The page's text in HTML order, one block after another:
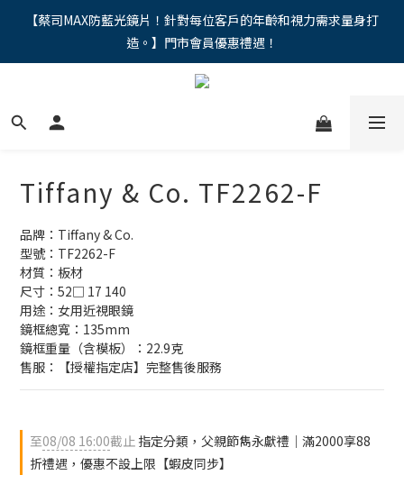
"馬年新章續寫，視界品味進階，限時禮遇 9 折無上限，12期分期
免手續費。。
【蔡司MAX防藍光鏡片！針對每位客戶的年齡和視力需求量身打
造。】門市會員優惠禮遇！
"馬年新章續寫，視界品味進階，限時禮遇 9 折無上限，12期分期
Tiffany & Co. TF2262-F
品牌：Tiffany & Co.
型號：TF2262-F
材質：板材
尺寸：52□ 17 140
用途：女用近視眼鏡
鏡框總寬：135mm
鏡框重量（含模板）：22.9克
售服：【授權指定店】完整售後服務
至08/08 16:00截止 指定分類，父親節雋永獻禮｜滿2000享88
折禮遇，優惠不設上限【蝦皮同步】